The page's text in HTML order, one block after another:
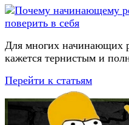
Для многих начинающих
кажется тернистым и
Перейти к статьям